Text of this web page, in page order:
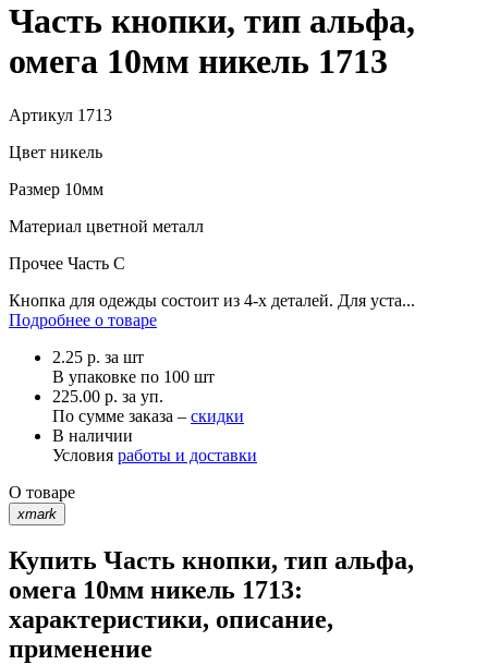
Часть кнопки, тип альфа,
омега 10мм никель 1713
Артикул 1713
Цвет никель
Размер 10мм
Материал цветной металл
Прочее Часть С
Кнопка для одежды состоит из 4-х деталей. Для уста...
Подробнее о товаре
2.25 р. за шт
В упаковке по 100 шт
225.00 р. за уп.
По сумме заказа – скидки
В наличии
Условия работы и доставки
О товаре
xmark
Купить Часть кнопки, тип альфа,
омега 10мм никель 1713:
характеристики, описание,
применение